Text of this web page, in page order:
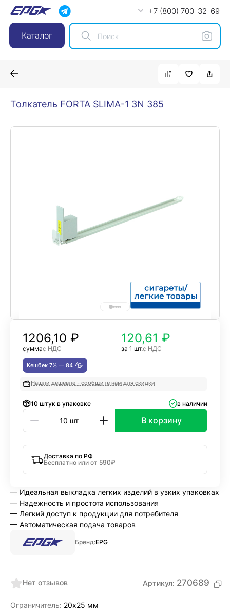
+7 (800) 700-32-69
Каталог
Толкатель FORTA SLIMA-1 3N 385
Нет отзывов Артикул: 270689
Ограничитель: 20х25 мм
1206,10 ₽
суммас НДС
120,61 ₽
за 1 шт.с НДС
Кешбек 7% — 84
Нашли дешевле - сообщите нам для скидки
10 штук в упаковке в наличии
В корзину
Доставка по РФ
Бесплатно или от 590₽
— Идеальная выкладка легких изделий в узких упаковках
— Надежность и простота использования
— Легкий доступ к продукции для потребителя
— Автоматическая подача товаров
Бренд:EPG